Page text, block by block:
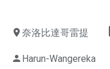
location_on奈洛比達哥雷提
person Harun-Wangereka